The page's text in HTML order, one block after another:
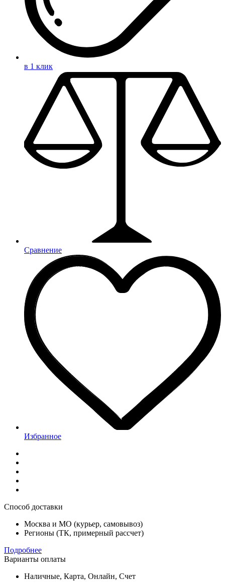
в 1 клик
Сравнение
Избранное
Способ доставки
Москва и МО (курьер, самовывоз)
Регионы (ТК, примерный рассчет)
Подробнее
Варианты оплаты
Наличные, Карта, Онлайн, Счет